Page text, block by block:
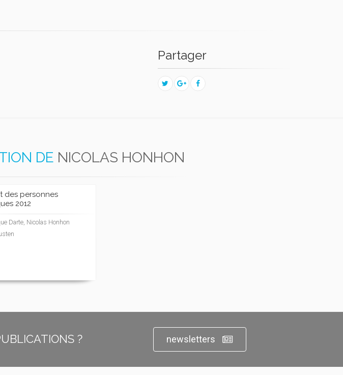
Partager
DE NICOLAS HONHON
des personnes
2012
Darte, Nicolas Honhon
? newsletters